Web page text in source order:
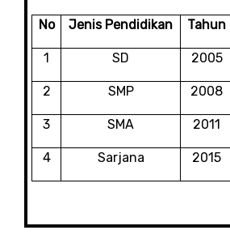
No Jenis Pendidikan Tahun
1 SD 2005
2 SMP 2008
3 SMA 2011
4 Sarjana 2015